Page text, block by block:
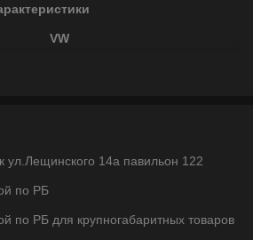
VW
ул.Лещинского 14а павильон 122
по РБ
по РБ для крупногабаритных товаров